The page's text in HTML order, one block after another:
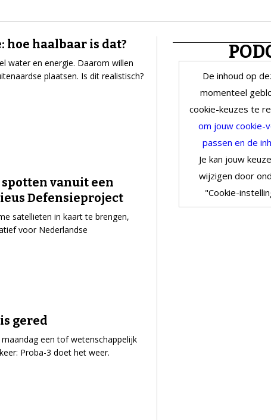
haalbaar is dat?
water en energie. Daarom willen
plaatsen. Is dit realistisch?
vanuit een
Defensieproject
satellieten in kaart te brengen,
voor Nederlandse
gered
een tof wetenschappelijk
Proba-3 doet het weer.
De inhoud op
momenteel
cookie-keuzes te
om jouw cookie-
passen en de
Je kan jouw
wijzigen door
"Cookie-